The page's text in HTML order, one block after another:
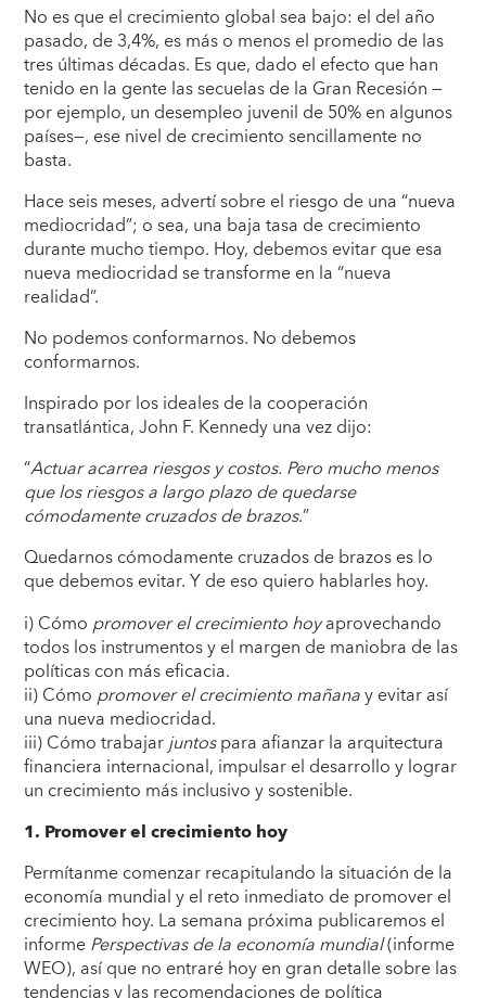
No es que el crecimiento global sea bajo: el del año
pasado, de 3,4%, es más o menos el promedio de las
tres últimas décadas. Es que, dado el efecto que han
tenido en la gente las secuelas de la Gran Recesión —
por ejemplo, un desempleo juvenil de 50% en algunos
países—, ese nivel de crecimiento sencillamente no
basta.
Hace seis meses, advertí sobre el riesgo de una “nueva
mediocridad”; o sea, una baja tasa de crecimiento
durante mucho tiempo. Hoy, debemos evitar que esa
nueva mediocridad se transforme en la “nueva
realidad”.
No podemos conformarnos. No debemos
conformarnos.
Inspirado por los ideales de la cooperación
transatlántica, John F. Kennedy una vez dijo:
“Actuar acarrea riesgos y costos. Pero mucho menos
que los riesgos a largo plazo de quedarse
cómodamente cruzados de brazos.”
Quedarnos cómodamente cruzados de brazos es lo
que debemos evitar. Y de eso quiero hablarles hoy.
i) Cómo promover el crecimiento hoyaprovechando
todos los instrumentos y el margen de maniobra de las
políticas con más eficacia.
ii) Cómo promover el crecimiento mañanay evitar así
una nueva mediocridad.
iii) Cómo trabajarjuntospara afianzar la arquitectura
financiera internacional, impulsar el desarrollo y lograr
un crecimiento más inclusivo y sostenible.
1. Promover el crecimiento hoy
Permítanme comenzar recapitulando la situación de la
economía mundial y el reto inmediato de promover el
crecimiento hoy. La semana próxima publicaremos el
informePerspectivas de la economía mundial(informe
WEO), así que no entraré hoy en gran detalle sobre las